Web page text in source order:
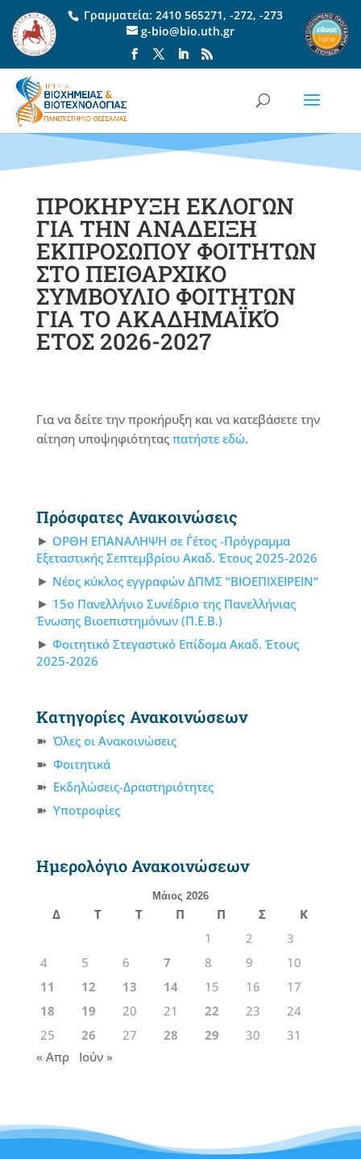
Γραμματεία: 2410 565271, -272, -273
g-bio@bio.uth.gr
ΠΡΟΚΗΡΥΞΗ ΕΚΛΟΓΩΝ
ΓΙΑ ΤΗΝ ΑΝΑΔΕΙΞΗ
ΕΚΠΡΟΣΩΠΟΥ ΦΟΙΤΗΤΩΝ
ΣΤΟ ΠΕΙΘΑΡΧΙΚΟ
ΣΥΜΒΟΥΛΙΟ ΦΟΙΤΗΤΩΝ
ΓΙΑ ΤΟ ΑΚΑΔΗΜΑΪΚΌ
ΕΤΟΣ 2026-2027
Για να δείτε την προκήρυξη και να κατεβάσετε την
αίτηση υποψηφιότητας πατήστε εδώ.
Πρόσφατες Ανακοινώσεις
ΟΡΘΗ ΕΠΑΝΑΛΗΨΗ σε Γ΄έτος -Πρόγραμμα
Εξεταστικής Σεπτεμβρίου Ακαδ. Έτους 2025-2026
Νέος κύκλος εγγραφών ΔΠΜΣ “ΒΙΟΕΠΙΧΕΙΡΕΙΝ”
15ο Πανελλήνιο Συνέδριο της Πανελλήνιας
Ένωσης Βιοεπιστημόνων (Π.Ε.Β.)
Φοιτητικό Στεγαστικό Επίδομα Ακαδ. Έτους
2025-2026
Κατηγορίες Ανακοινώσεων
Όλες οι Ανακοινώσεις
Φοιτητικά
Εκδηλώσεις-Δραστηριότητες
Υποτροφίες
Ημερολόγιο Ανακοινώσεων
Μάιος 2026
Δ Τ Τ Π Π Σ
Κ
1
2
3
4
5 6 7 8 9
10
11
12 13 14 15 16
17
18
19 20 21 22 23
24
25
26 27 28 29 30
31
« Απρ
Ιούν »